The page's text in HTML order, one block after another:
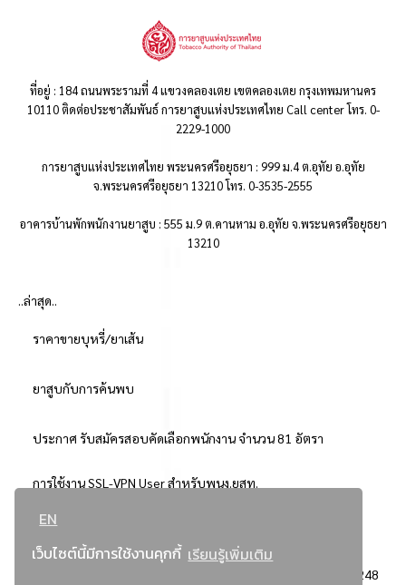
EN
เว็บไซต์นี้มีการใช้งานคุกกี้ เรียนรู้เพิ่มเติม
ที่อยู่ : 184 ถนนพระรามที่ 4 แขวงคลองเตย เขตคลองเตย กรุงเทพมหานคร
10110 ติดต่อประชาสัมพันธ์ การยาสูบแห่งประเทศไทย Call center โทร. 0-
2229-1000
การยาสูบแห่งประเทศไทย พระนครศรีอยุธยา : 999 ม.4 ต.อุทัย อ.อุทัย
จ.พระนครศรีอยุธยา 13210 โทร. 0-3535-2555
อาคารบ้านพักพนักงานยาสูบ : 555 ม.9 ต.คานหาม อ.อุทัย จ.พระนครศรีอยุธยา
13210
..ล่าสุด..
ราคาขายบุหรี่/ยาเส้น
ยาสูบกับการค้นพบ
ประกาศ รับสมัครสอบคัดเลือกพนักงาน จำนวน 81 อัตรา
การใช้งาน SSL-VPN User สำหรับพนง.ยสท.
..ยอดนิยม..
3248